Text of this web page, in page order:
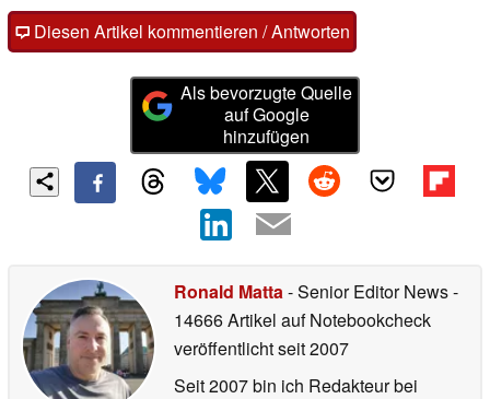
Diesen Artikel kommentieren / Antworten
Als bevorzugte Quelle
auf Google
hinzufügen
Ronald Matta- Senior Editor News-
14666 Artikel auf Notebookcheck
veröffentlichtseit 2007
Seit 2007 bin ich Redakteur bei